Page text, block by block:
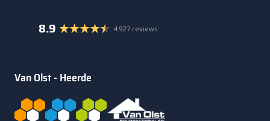
8.9 4.927 reviews
Van Olst - Heerde